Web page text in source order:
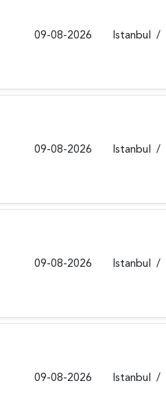
09-08-2026 Istanbul /
09-08-2026 Istanbul /
09-08-2026 Istanbul /
09-08-2026 Istanbul /